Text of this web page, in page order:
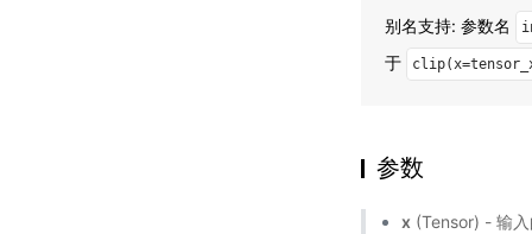
别名支持: 参数名
于
参数
x (Tensor) - 输